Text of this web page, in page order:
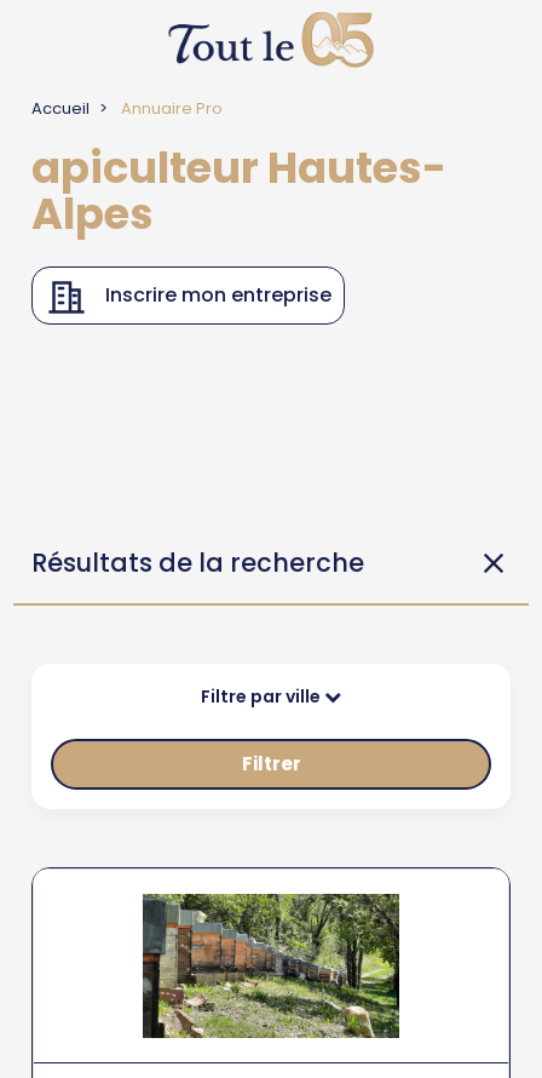
Accueil Annuaire Pro
apiculteur Hautes-
Alpes
Inscrire mon entreprise
Résultats de la recherche
Filtre par ville
Filtrer